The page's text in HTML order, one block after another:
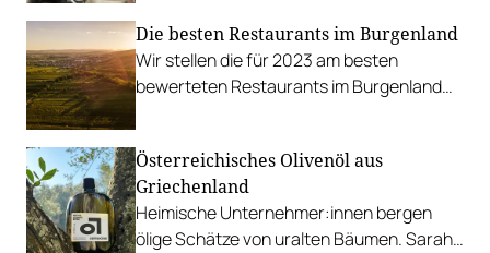
seinen Wochenend-Kochkursen mit
gemeinsamen Naschmarkt-Einkauf aus
dem allgemeinen Angebot heraus.
Die besten Restaurants im Burgenland
Wir stellen die für 2023 am besten
bewerteten Restaurants im Burgenland
​​Österreichisches Olivenöl aus
Griechenland
Heimische Unternehmer:innen bergen
ölige Schätze von uralten Bäumen. Sarah